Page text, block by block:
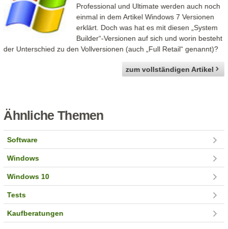
Professional und Ultimate werden auch noch
einmal in dem Artikel Windows 7 Versionen
erklärt. Doch was hat es mit diesen „System
Builder“-Versionen auf sich und worin besteht
der Unterschied zu den Vollversionen (auch „Full Retail“ genannt)?
zum vollständigen Artikel
Ähnliche Themen
Software
Windows
Windows 10
Tests
Kaufberatungen